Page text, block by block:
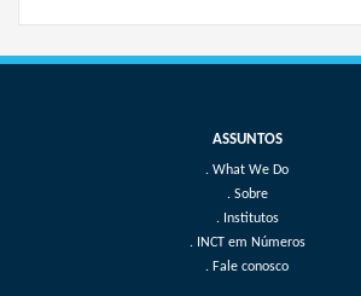
What We Do
Sobre
Institutos
INCT em Números
Fale conosco